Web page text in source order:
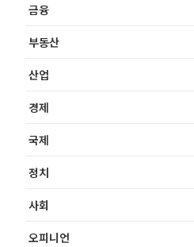
금융
부동산
산업
경제
국제
정치
사회
오피니언